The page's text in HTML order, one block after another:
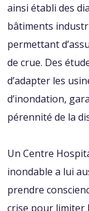
ainsi établi des
bâtiments
permettant
de crue. Des
d’adapter les
d’inondation,
pérennité de la
Un Centre
inondable a lui
prendre
crise pour limiter